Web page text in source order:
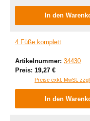
In den
4 Füße komplett
Artikelnummer: 34430
Preis: Regulärer Preis:
19,27 €
Preise exkl. MwSt.
In den